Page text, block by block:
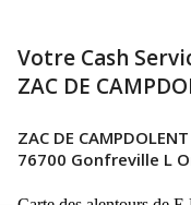
Votre Cash
ZAC DE
ZAC DE
76700 Gonfreville L